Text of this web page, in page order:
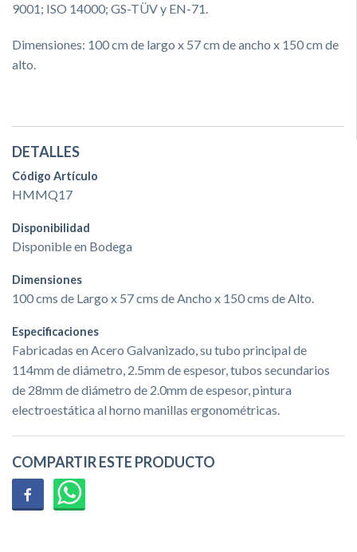
9001; ISO 14000; GS-TÜV y EN-71.
Dimensiones: 100 cm de largo x 57 cm de ancho x 150 cm de
alto.
DETALLES
Código Artículo
HMMQ17
Disponibilidad
Disponible en Bodega
Dimensiones
100 cms de Largo x 57 cms de Ancho x 150 cms de Alto. ​
Especificaciones
Fabricadas en Acero Galvanizado, su tubo principal de
114mm de diámetro, 2.5mm de espesor, tubos secundarios
de 28mm de diámetro de 2.0mm de espesor, pintura
electroestática al horno manillas ergonométricas.
COMPARTIR ESTE PRODUCTO